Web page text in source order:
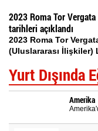
2023 Roma Tor
tarihleri açıklandı
2023 Roma Tor
(Uluslararası İlişkiler)
Yurt Dışında
Amerika